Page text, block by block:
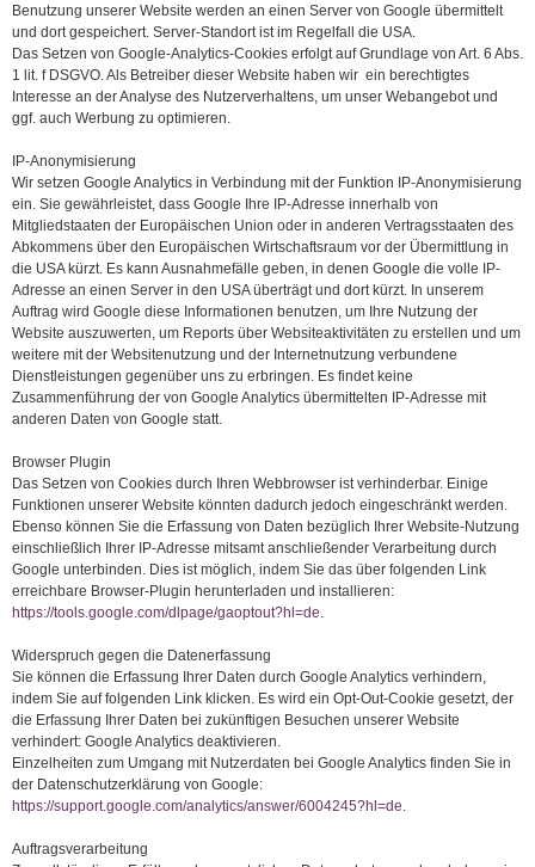
Benutzung unserer Website werden an einen Server von Google übermittelt
und dort gespeichert. Server-Standort ist im Regelfall die USA.
Das Setzen von Google-Analytics-Cookies erfolgt auf Grundlage von Art. 6 Abs.
1 lit. f DSGVO. Als Betreiber dieser Website haben wir ein berechtigtes
Interesse an der Analyse des Nutzerverhaltens, um unser Webangebot und
ggf. auch Werbung zu optimieren.
IP-Anonymisierung
Wir setzen Google Analytics in Verbindung mit der Funktion IP-Anonymisierung
ein. Sie gewährleistet, dass Google Ihre IP-Adresse innerhalb von
Mitgliedstaaten der Europäischen Union oder in anderen Vertragsstaaten des
Abkommens über den Europäischen Wirtschaftsraum vor der Übermittlung in
die USA kürzt. Es kann Ausnahmefälle geben, in denen Google die volle IP-
Adresse an einen Server in den USA überträgt und dort kürzt. In unserem
Auftrag wird Google diese Informationen benutzen, um Ihre Nutzung der
Website auszuwerten, um Reports über Websiteaktivitäten zu erstellen und um
weitere mit der Websitenutzung und der Internetnutzung verbundene
Dienstleistungen gegenüber uns zu erbringen. Es findet keine
Zusammenführung der von Google Analytics übermittelten IP-Adresse mit
anderen Daten von Google statt.
Browser Plugin
Das Setzen von Cookies durch Ihren Webbrowser ist verhinderbar. Einige
Funktionen unserer Website könnten dadurch jedoch eingeschränkt werden.
Ebenso können Sie die Erfassung von Daten bezüglich Ihrer Website-Nutzung
einschließlich Ihrer IP-Adresse mitsamt anschließender Verarbeitung durch
Google unterbinden. Dies ist möglich, indem Sie das über folgenden Link
erreichbare Browser-Plugin herunterladen und installieren:
https://tools.google.com/dlpage/gaoptout?hl=de.
Widerspruch gegen die Datenerfassung
Sie können die Erfassung Ihrer Daten durch Google Analytics verhindern,
indem Sie auf folgenden Link klicken. Es wird ein Opt-Out-Cookie gesetzt, der
die Erfassung Ihrer Daten bei zukünftigen Besuchen unserer Website
verhindert: Google Analytics deaktivieren.
Einzelheiten zum Umgang mit Nutzerdaten bei Google Analytics finden Sie in
der Datenschutzerklärung von Google:
https://support.google.com/analytics/answer/6004245?hl=de.
Auftragsverarbeitung